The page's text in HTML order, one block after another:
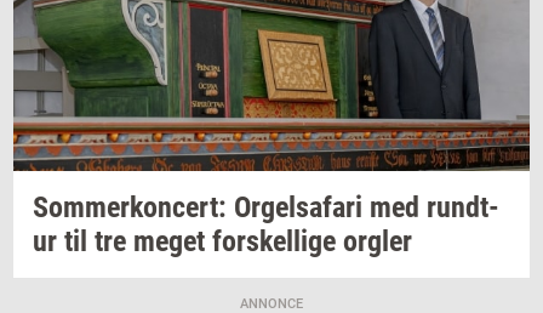
Som­mer­kon­cert: Or­gel­s­a­fa­ri med rund­t­
ur til tre meget for­skel­li­ge org­ler
ANNONCE